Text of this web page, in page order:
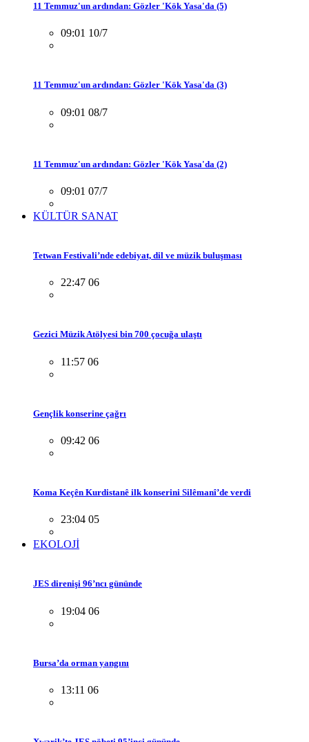
11 Temmuz'un ardından: Gözler 'Kök Yasa'da (5)
09:01 10/7
11 Temmuz'un ardından: Gözler 'Kök Yasa'da (3)
09:01 08/7
11 Temmuz'un ardından: Gözler 'Kök Yasa'da (2)
09:01 07/7
KÜLTÜR SANAT
Tetwan Festivali’nde edebiyat, dil ve müzik buluşması
22:47 06
Gezici Müzik Atölyesi bin 700 çocuğa ulaştı
11:57 06
Gençlik konserine çağrı
09:42 06
Koma Keçên Kurdistanê ilk konserini Silêmanî’de verdi
23:04 05
EKOLOJİ
JES direnişi 96’ncı gününde
19:04 06
Bursa’da orman yangını
13:11 06